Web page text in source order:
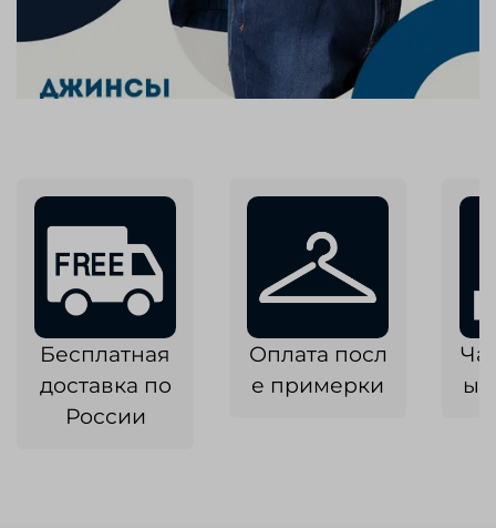
Бесплатная
доставка по
России
Оплата посл
е примерки